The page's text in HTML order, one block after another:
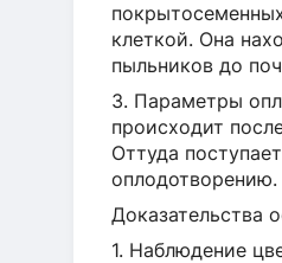
клеткой. Она
пыльников до
3. Параметры
происходит
Оттуда
оплодотворению.
Доказательства
1. Наблюдение